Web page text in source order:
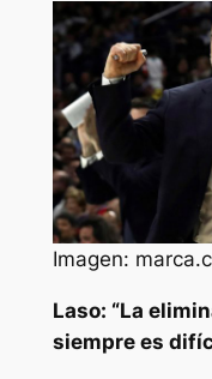
Imagen:
Laso: “La
siempre es